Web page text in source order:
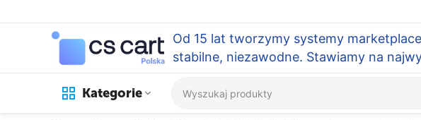
Od 15 lat tworzymy systemy
stabilne, niezawodne. Stawiamy na
Kategorie